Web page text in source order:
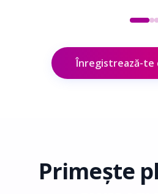
Înregistrează-te
Primește